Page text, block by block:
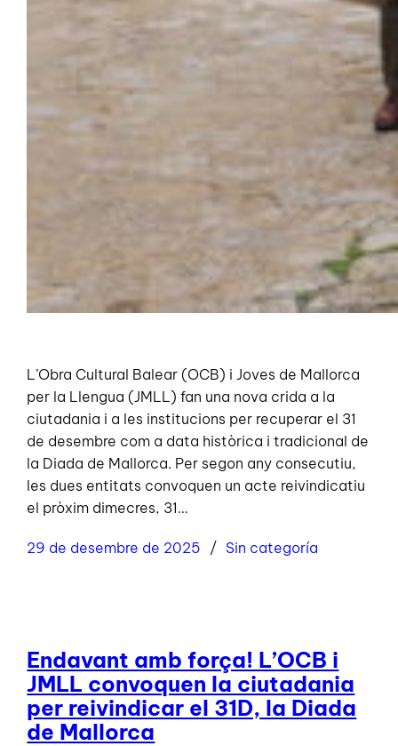
L’Obra Cultural Balear (OCB) i Joves de Mallorca
per la Llengua (JMLL) fan una nova crida a la
ciutadania i a les institucions per recuperar el 31
de desembre com a data històrica i tradicional de
la Diada de Mallorca. Per segon any consecutiu,
les dues entitats convoquen un acte reivindicatiu
el pròxim dimecres, 31…
29 de desembre de 2025 Sin categoría
Endavant amb força! L’OCB i
JMLL convoquen la ciutadania
per reivindicar el 31D, la Diada
de Mallorca